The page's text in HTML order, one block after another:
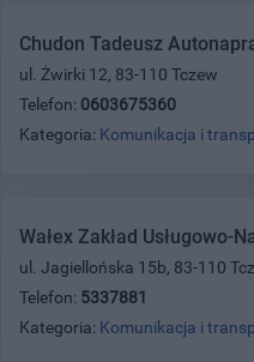
Chudon Tadeusz
ul. Żwirki 12, 83-110 Tczew
Telefon: 0603675360
Kategoria: Komunikacja i
Wałex Zakład Usługowo-
ul. Jagiellońska 15b, 83-110
Telefon: 5337881
Kategoria: Komunikacja i